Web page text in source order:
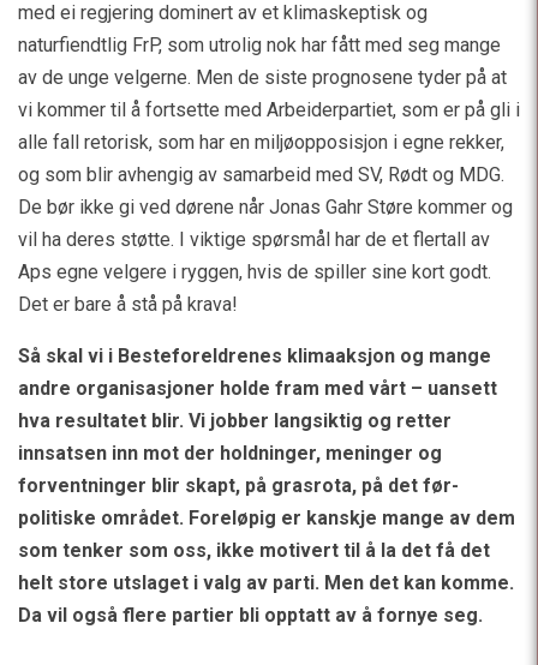
med ei regjering dominert av et klimaskeptisk og
naturfiendtlig FrP, som utrolig nok har fått med seg mange
av de unge velgerne. Men de siste prognosene tyder på at
vi kommer til å fortsette med Arbeiderpartiet, som er på gli i
alle fall retorisk, som har en miljøopposisjon i egne rekker,
og som blir avhengig av samarbeid med SV, Rødt og MDG.
De bør ikke gi ved dørene når Jonas Gahr Støre kommer og
vil ha deres støtte. I viktige spørsmål har de et flertall av
Aps egne velgere i ryggen, hvis de spiller sine kort godt.
Det er bare å stå på krava!
Så skal vi i Besteforeldrenes klimaaksjon og mange
andre organisasjoner holde fram med vårt – uansett
hva resultatet blir. Vi jobber langsiktig og retter
innsatsen inn mot der holdninger, meninger og
forventninger blir skapt, på grasrota, på det før-
politiske området. Foreløpig er kanskje mange av dem
som tenker som oss, ikke motivert til å la det få det
helt store utslaget i valg av parti. Men det kan komme.
Da vil også flere partier bli opptatt av å fornye seg.